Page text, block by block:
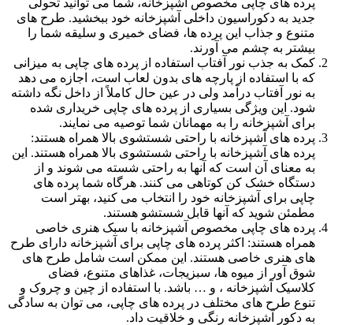
جدید به دکوراسیون داخلی آشپزخانه خود ببخشید. طرح های
متنوع و جذاب این پرده ها، فضای خمیری و سلیقه شما را
بیشتر به چشم می آورند.
کمک به جذب نور آفتاب استفاده از پرده های چاپی به میزانی
که با استفاده از پارچه های بدون لعاب است، اجازه می دهد
به نور آفتاب درآمد ولی در عین حال کاملاً از داخل نگه داشته
شود. این ویژگی بسیاری از پرده های چاپی خریداری شده
برای آشپزخانه را به مهمانان شما توصیه می نمایند.
پرده های آشپزخانه با راحتی شستشوی بالا همراه هستند:
پرده های آشپزخانه با راحتی شستشوی بالا همراه هستند. این
به معنای آن است که آنها به راحتی شسته می شوند و از
دستگاه خشک کن کوتاهی می کنند. هرگاه شما پرده های
چاپی برای آشپزخانه خود را انتخاب می کنید، بهتر است
مطمئن شوید که آنها قابل شستشو هستند.
پرده های چاپی مخصوص آشپزخانه با سبک هنری خاصی
همراه هستند: اکثر پرده های چاپی برای آشپزخانه دارای طرح
های هنری خاصی هستند. این ممکن است شامل طرح های
شوق آور از میوه ها، سبزیجات، غذاهای متنوع، فضای
کلاسیک آشپزخانه ، و … باشد. با استفاده از چین و چروک و
تنوع طرح های مختلف در پرده های چاپی، می توان به سادگی
به دکور آشپزخانه رنگی و خلاقیت داد.